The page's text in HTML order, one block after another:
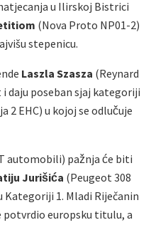
u Ilirskoj Bistrici
(Nova Proto NP01-2)
stepenicu.
Laszla Szasza (Reynard
daju poseban sjaj kategoriji
EHC) u kojoj se odlučuje
automobili) pažnja će biti
Jurišića (Peugeot 308
Kategoriji 1. Mladi Riječanin
potvrdio europsku titulu, a